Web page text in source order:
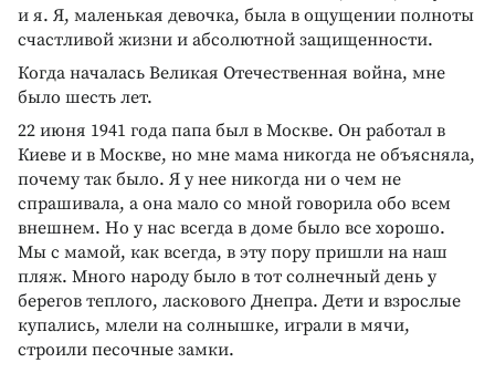
и я. Я, маленькая девочка, была в ощущении полноты
счастливой жизни и абсолютной защищенности.
Когда началась Великая Отечественная война, мне
было шесть лет.
22 июня 1941 года папа был в Москве. Он работал в
Киеве и в Москве, но мне мама никогда не объясняла,
почему так было. Я у нее никогда ни о чем не
спрашивала, а она мало со мной говорила обо всем
внешнем. Но у нас всегда в доме было все хорошо.
Мы с мамой, как всегда, в эту пору пришли на наш
пляж. Много народу было в тот солнечный день у
берегов теплого, ласкового Днепра. Дети и взрослые
купались, млели на солнышке, играли в мячи,
строили песочные замки.